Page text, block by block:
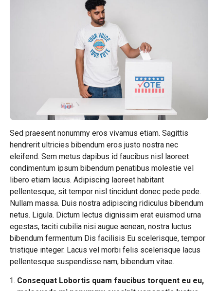
Sed praesent nonummy eros vivamus etiam. Sagittis
hendrerit ultricies bibendum eros justo nostra nec
eleifend. Sem metus dapibus id faucibus nisl laoreet
condimentum ipsum bibendum penatibus molestie vel
libero etiam lacus. Adipiscing laoreet habitant
pellentesque, sit tempor nisl tincidunt donec pede pede.
Nullam massa. Duis nostra adipiscing ridiculus bibendum
netus. Ligula. Dictum lectus dignissim erat euismod urna
egestas, taciti cubilia nisi augue aenean, nostra luctus
bibendum fermentum Dis facilisis Eu scelerisque, tempor
tristique integer. Lacus vel morbi felis scelerisque lacus
pellentesque suspendisse nam, bibendum vitae.
Consequat Lobortis quam faucibus torquent eu eu,